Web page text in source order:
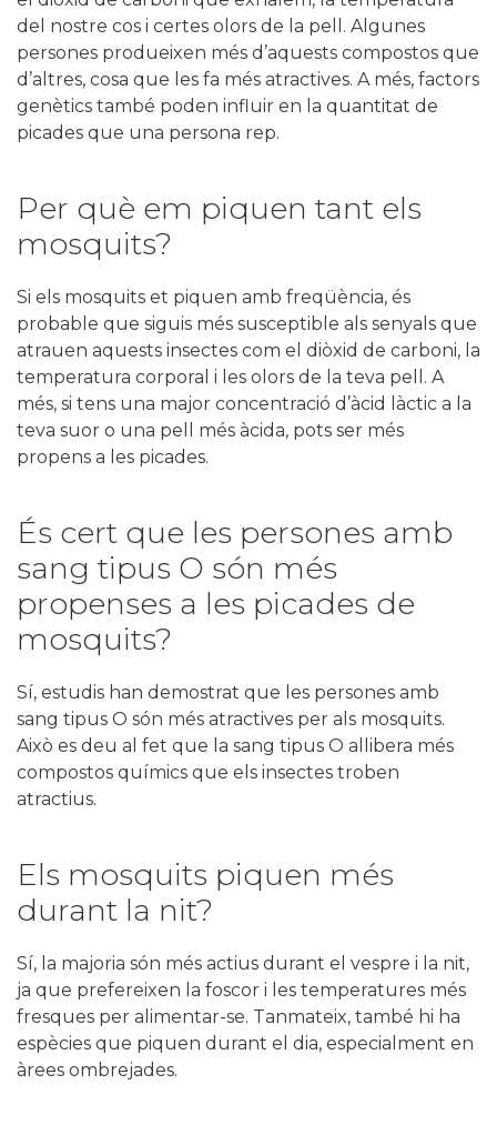
del nostre cos i certes olors de la pell. Algunes
persones produeixen més d’aquests compostos que
d’altres, cosa que les fa més atractives. A més, factors
genètics també poden influir en la quantitat de
picades que una persona rep.
Per què em piquen tant els
mosquits?
Si els mosquits et piquen amb freqüència, és
probable que siguis més susceptible als senyals que
atrauen aquests insectes com el diòxid de carboni, la
temperatura corporal i les olors de la teva pell. A
més, si tens una major concentració d’àcid làctic a la
teva suor o una pell més àcida, pots ser més
propens a les picades.
És cert que les persones amb
sang tipus O són més
propenses a les picades de
mosquits?
Sí, estudis han demostrat que les persones amb
sang tipus O són més atractives per als mosquits.
Això es deu al fet que la sang tipus O allibera més
compostos químics que els insectes troben
atractius.
Els mosquits piquen més
durant la nit?
Sí, la majoria són més actius durant el vespre i la nit,
ja que prefereixen la foscor i les temperatures més
fresques per alimentar-se. Tanmateix, també hi ha
espècies que piquen durant el dia, especialment en
àrees ombrejades.